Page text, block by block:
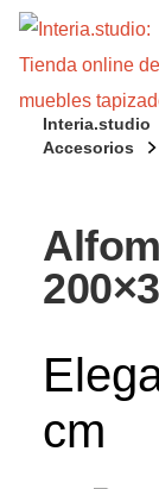
Interia.studio
Accesorios
cm